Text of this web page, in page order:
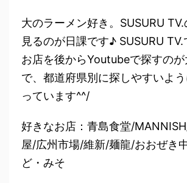
大のラーメン好き。SUSURU
見るのが日課です♪ SUSURU TV.
お店を後からYoutubeで探すの
で、都道府県別に探しやすいよ
っています^^/
好きなお店：青島食堂/
屋/広州市場/維新/麺龍/おおぜき
ど・みそ